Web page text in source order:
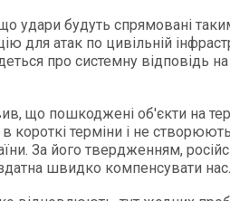
удари будуть спрямовані
для атак по цивільній
про системну відповідь на
що пошкоджені об'єкти на
короткі терміни і не
За його твердженням,
швидко компенсувати